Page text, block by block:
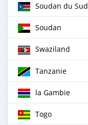
Soudan du Sud
Soudan
Swaziland
Tanzanie
la Gambie
Togo